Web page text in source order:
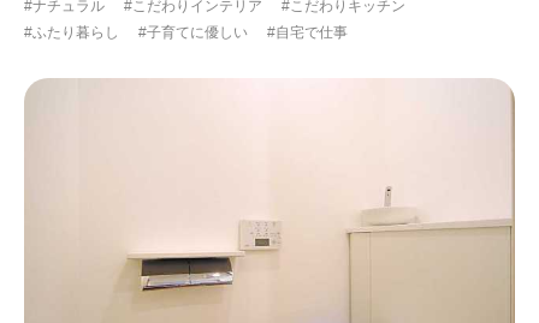
#ナチュラル #こだわりインテリア
#こだわりキッチン
#ふたり暮らし
#子育てに優しい #自宅で仕事